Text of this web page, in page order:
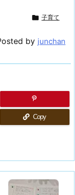
 子育て
by junchan
Copy